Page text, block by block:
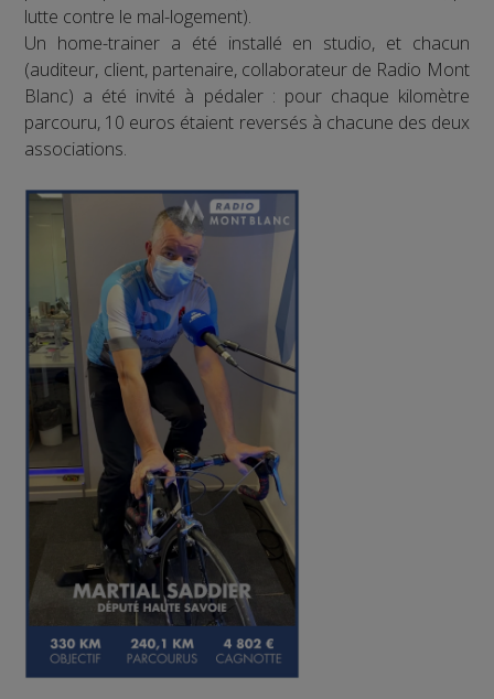
lutte contre le mal-logement).
Un home-trainer a été installé en studio, et chacun
(auditeur, client, partenaire, collaborateur de Radio Mont
Blanc) a été invité à pédaler : pour chaque kilomètre
parcouru, 10 euros étaient reversés à chacune des deux
associations.